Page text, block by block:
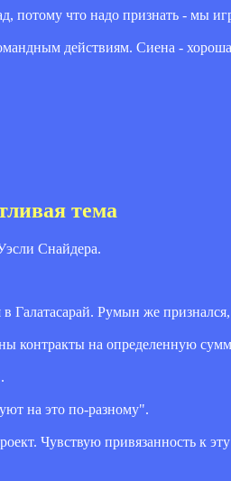
потому что надо признать - мы
действиям. Сиена -
тема
Снайдера.
Румын же
контракты на определенную
на это по-разному".
Чувствую привязанность к